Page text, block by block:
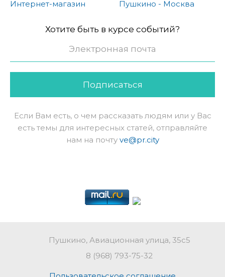
Интернет-магазин
Пушкино - Москва
Хотите быть в курсе событий?
Подписаться
Если Вам есть, о чем рассказать людям или у Вас
есть темы для интересных статей, отправляйте
нам на почту ve@pr.city
Пушкино, Авиационная улица, 35с5
8 (968) 793-75-32